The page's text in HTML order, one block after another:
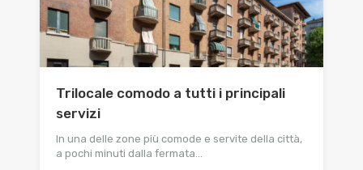
Trilocale comodo a tutti i principali
servizi
In una delle zone più comode e servite della città,
a pochi minuti dalla fermata…